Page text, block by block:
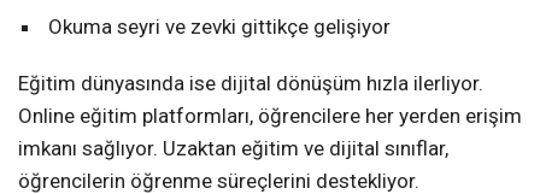
Okuma seyri ve zevki gittikçe gelişiyor
Eğitim dünyasında ise dijital dönüşüm hızla ilerliyor.
Online eğitim platformları, öğrencilere her yerden erişim
imkanı sağlıyor. Uzaktan eğitim ve dijital sınıflar,
öğrencilerin öğrenme süreçlerini destekliyor.